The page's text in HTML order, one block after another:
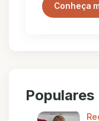
Conheça
Populares